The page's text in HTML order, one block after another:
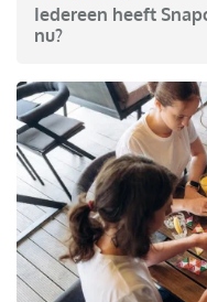
Iedereen heeft
nu?